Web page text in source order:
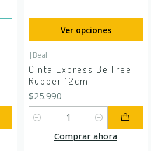
Ver opciones
| Beal
Cinta Express Be Free
Rubber 12cm
$25.990
Cantidad
Comprar ahora